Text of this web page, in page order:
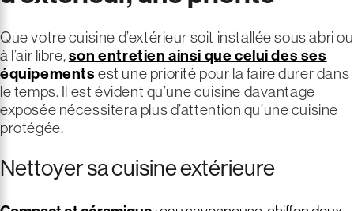
Que votre cuisine d’extérieur soit installée sous abri ou
à l’air libre,son entretien ainsi que celui des ses
équipements est une priorité pour la faire durer dans
le temps. Il est évident qu’une cuisine davantage
exposée nécessitera plus d’attention qu’une cuisine
protégée.
Nettoyer sa cuisine extérieure